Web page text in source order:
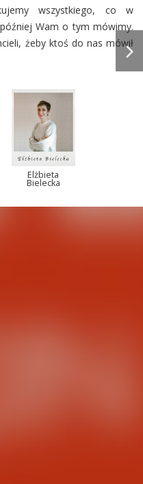
wszystkiego, co w
Wam o tym mówimy.
żeby ktoś do nas mówił
Elżbieta
Bielecka